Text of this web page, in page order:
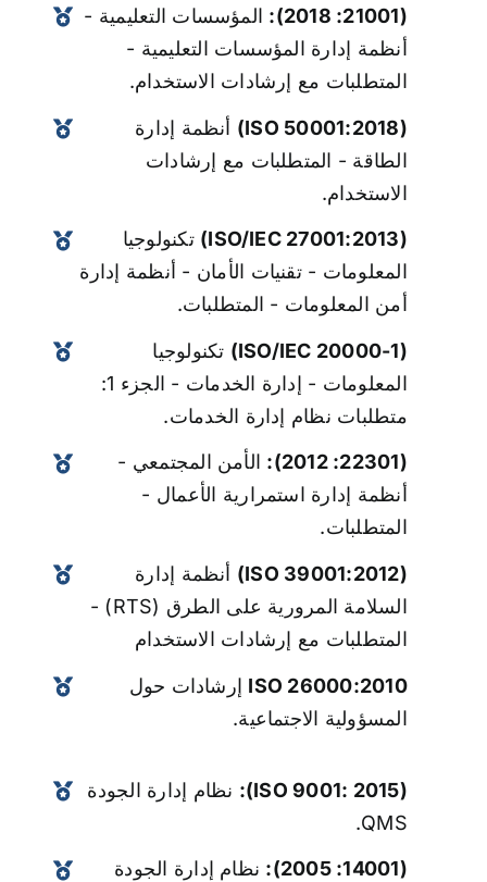
(21001: 2018):
المؤسسات التعليمية -
أنظمة إدارة المؤسسات التعليمية -
المتطلبات مع إرشادات الاستخدام.
(ISO 50001:2018)
أنظمة إدارة
الطاقة - المتطلبات مع إرشادات
الاستخدام.
(ISO/IEC 27001:2013)
تكنولوجيا
المعلومات - تقنيات الأمان - أنظمة إدارة
أمن المعلومات - المتطلبات.
(ISO/IEC 20000-1)
تكنولوجيا
المعلومات - إدارة الخدمات - الجزء 1:
متطلبات نظام إدارة الخدمات.
(22301: 2012):
الأمن المجتمعي -
أنظمة إدارة استمرارية الأعمال -
المتطلبات.
(ISO 39001:2012)
أنظمة إدارة
السلامة المرورية على الطرق (RTS) -
المتطلبات مع إرشادات الاستخدام
ISO 26000:2010 إرشادات حول
المسؤولية الاجتماعية.
(ISO 9001: 2015):
نظام إدارة الجودة
QMS.
(14001: 2005):
نظام إدارة الجودة